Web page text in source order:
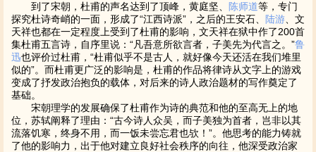
到了宋朝，杜甫的声名达到了顶峰，黄庭坚、
陈师道等，专门
探究杜诗奇峭的一面，形成了“江西诗派”，之后的王安石、
陆游 、文
天祥也都在一定程度上受到了杜甫的影响，文天祥在狱中作了200首
集杜甫五言诗，自序里说：“凡吾意所欲言者，子美先为代言之。”鲁
迅也评价过杜甫，“杜甫似乎不是古人，就好像今天还活在我们堆里
似的”。而杜甫更广泛的影响是，杜甫的作品将律诗从文字上的游戏
变成了抒发政治抱负的载体，对后来的诗人政治题材的写作奠定了
基础。
宋朝理学的发展确保了杜甫作为诗的典范和他的至高无上的地
位，苏轼阐释了理由：“古今诗人众吴，而子美独为首者，岂非以其
流落饥寒，终身不用，而一饭未尝忘君也欤！”。他思考的能力铸就
了他的影响力，出于他对建立良好社会秩序的向往，他深受政治家